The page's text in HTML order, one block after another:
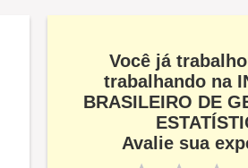
Você já
trabalhando na
BRASILEIRO DE
Avalie sua